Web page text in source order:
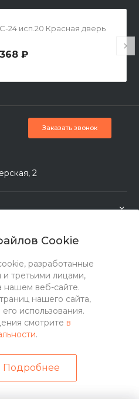
Cookie
разработанные
третьими лицами,
нашем веб-сайте.
нашего сайта,
использования.
смотрите в
.
Подробнее
24 исп.20 Красная дверь
₽
Заказать звонок
2